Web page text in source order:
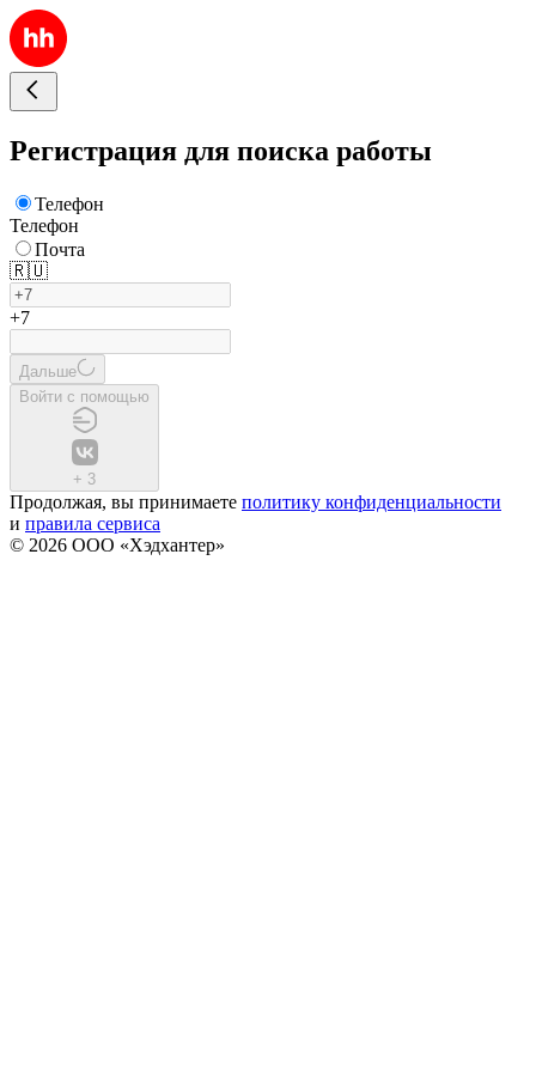
Регистрация для поиска работы
Телефон
Телефон
Почта
🇷🇺
+7
Дальше
Войти с помощью
+ 3
Продолжая, вы принимаете политику конфиденциальности
и правила сервиса
© 2026 ООО «Хэдхантер»